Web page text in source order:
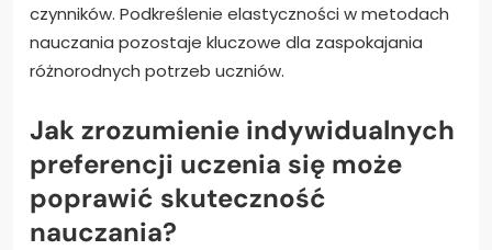
czynników. Podkreślenie elastyczności w metodach
nauczania pozostaje kluczowe dla zaspokajania
różnorodnych potrzeb uczniów.
Jak zrozumienie indywidualnych
preferencji uczenia się może
poprawić skuteczność
nauczania?